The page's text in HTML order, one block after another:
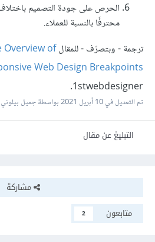
الحرص على جودة التصميم
محترفًا بالنسبة للعملاء.
ترجمة - وبتصرّف - للمقالof
Web Design Breakpoints
1stwebdesigner.
تم التعديل في10 أبريل 2021 بواسطة جميل بيلوني
التبليغ عن مقال
مشاركة
متابعون
2